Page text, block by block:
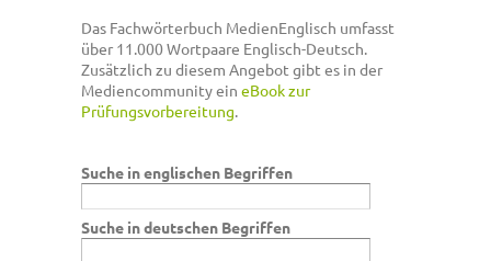
Das Fachwörterbuch MedienEnglisch umfasst
über 11.000 Wortpaare Englisch-Deutsch.
Zusätzlich zu diesem Angebot gibt es in der
Mediencommunity ein eBook zur
Prüfungsvorbereitung.
Suche in englischen Begriffen
Suche in deutschen Begriffen